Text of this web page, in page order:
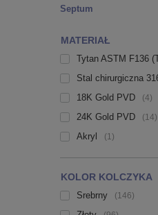
Septum
MATERIAŁ
Tytan ASTM F136
Stal chirurgiczna
18K Gold PVD 4
24K Gold PVD 14
Akryl 1
KOLOR KOLCZYKA
Srebrny 146